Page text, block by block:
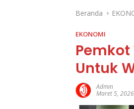
Beranda
EKONOMI
Untuk
Admin
Maret 5, 2026